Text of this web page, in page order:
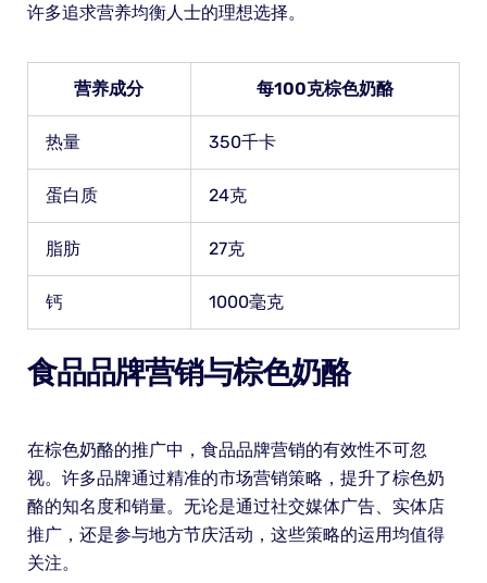
许多追求营养均衡人士的理想选择。
营养成分 每100克棕色奶酪
热量 350千卡
蛋白质 24克
脂肪 27克
钙 1000毫克
食品品牌营销与棕色奶酪
在棕色奶酪的推广中，食品品牌营销的有效性不可忽
视。许多品牌通过精准的市场营销策略，提升了棕色奶
酪的知名度和销量。无论是通过社交媒体广告、实体店
推广，还是参与地方节庆活动，这些策略的运用均值得
关注。